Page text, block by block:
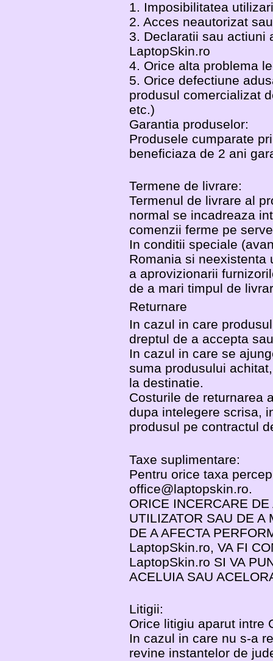
1. Imposibilitatea
2. Acces neautorizat
3. Declaratii sau actiuni
LaptopSkin.ro
4. Orice alta problema
5. Orice defectiune
produsul comercializat
etc.)
Garantia produselor:
Produsele cumparate
beneficiaza de 2 ani
Termene de livrare:
Termenul de livrare al
normal se incadreaza
comenzii ferme pe
In conditii speciale
Romania si neexistenta
a aprovizionarii
de a mari timpul de
Returnare
In cazul in care
dreptul de a accepta
In cazul in care se
suma produsului
la destinatie.
Costurile de returnarea
dupa intelegere scrisa,
produsul pe contractul
Taxe suplimentare:
Pentru orice taxa
office@laptopskin.ro.
ORICE INCERCARE
UTILIZATOR SAU DE
DE A AFECTA
LaptopSkin.ro, VA FI
LaptopSkin.ro SI VA
ACELUIA SAU
Litigii:
Orice litigiu aparut intre
In cazul in care nu s-a
revine instantelor de